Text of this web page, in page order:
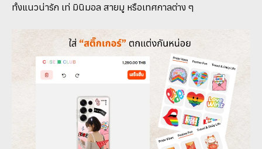
ทั้งแนวน่ารัก เท่ มินิมอล สายมู หรือเทศกาลต่าง ๆ